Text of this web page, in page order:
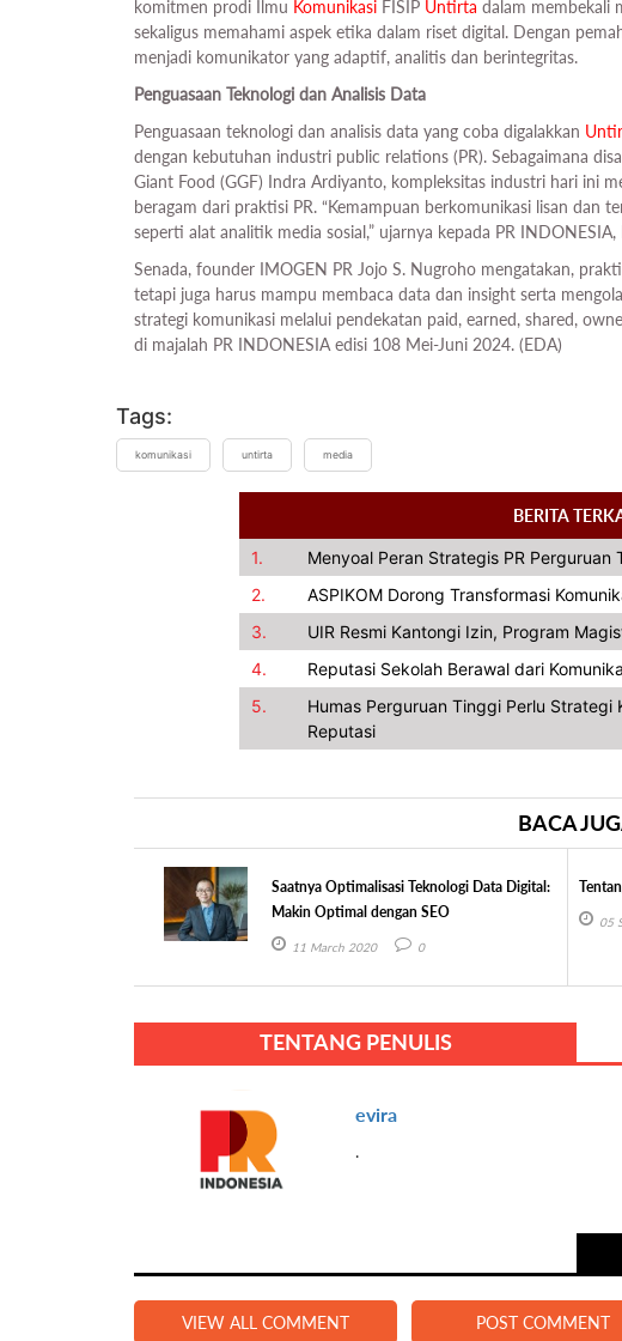
komitmen prodi Ilmu Komunikasi FISIP Untirta dalam membekali
sekaligus memahami aspek etika dalam riset digital. Dengan
menjadi komunikator yang adaptif, analitis dan berintegritas.
Penguasaan Teknologi dan Analisis Data
Penguasaan teknologi dan analisis data yang coba digalakkan
dengan kebutuhan industri public relations (PR). Sebagaimana
Giant Food (GGF) Indra Ardiyanto, kompleksitas industri hari ini
beragam dari praktisi PR. “Kemampuan berkomunikasi lisan dan
seperti alat analitik media sosial,” ujarnya kepada PR
Senada, founder IMOGEN PR Jojo S. Nugroho mengatakan,
tetapi juga harus mampu membaca data dan insight serta
strategi komunikasi melalui pendekatan paid, earned, shared,
di majalah PR INDONESIA edisi 108 Mei-Juni 2024. (EDA)
Tags:
komunikasi untirta media
BERITA
1.
Menyoal Peran Strategis PR Perguruan
2.
ASPIKOM Dorong Transformasi
3.
UIR Resmi Kantongi Izin, Program
4.
Reputasi Sekolah Berawal dari
5.
Humas Perguruan Tinggi Perlu
Reputasi
BACA
Saatnya Optimalisasi Teknologi Data Digital:
Makin Optimal dengan SEO
11 March 2020 0
05
TENTANG PENULIS
evira
.
VIEW ALL COMMENT POST COMMENT